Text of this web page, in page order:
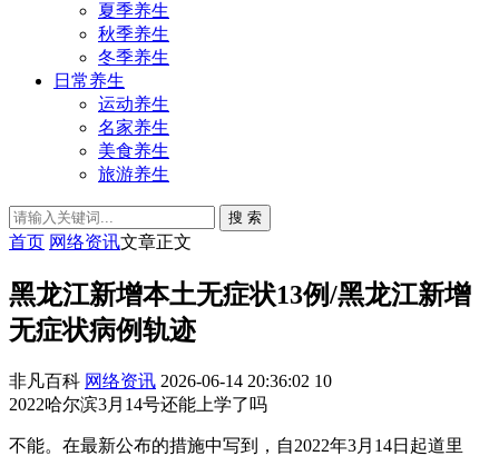
夏季养生
秋季养生
冬季养生
日常养生
运动养生
名家养生
美食养生
旅游养生
搜 索
首页 网络资讯文章正文
黑龙江新增本土无症状13例/黑龙江新增
无症状病例轨迹
非凡百科 网络资讯 2026-06-14 20:36:02 10
2022哈尔滨3月14号还能上学了吗
不能。在最新公布的措施中写到，自2022年3月14日起道里